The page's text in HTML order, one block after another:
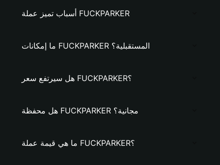
أسباب تميز عملة FUCKPARKER
ما إمكانات FUCKPARKER المستقبلية؟
هل سيرتفع سعر FUCKPARKER؟
هل محفظة FUCKPARKER مجانية؟
ما هي قيمة عملة FUCKPARKER؟